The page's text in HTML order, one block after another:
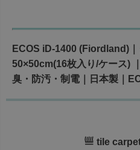
ECOS iD-1400 (Fiordland)｜
50×50cm(16枚入り/ケース)
臭・防汚・制電｜日本製｜
tile